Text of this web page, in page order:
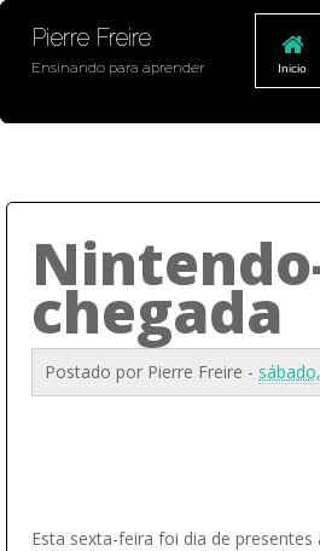
Pierre Freire
Ensinando para aprender Inicio
chegada
Postado por Pierre Freire -
Esta sexta-feira foi dia de presentes